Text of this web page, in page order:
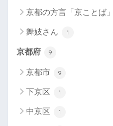
京都の方言「京ことば」
舞妓さん 1
京都府 9
京都市 9
下京区 1
中京区 1